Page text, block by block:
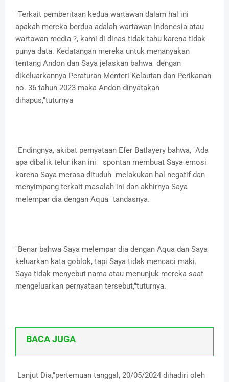
"Terkait pemberitaan kedua wartawan dalam hal ini
apakah mereka berdua adalah wartawan Indonesia atau
wartawan media ?, kami di dinas tidak tahu karena tidak
punya data. Kedatangan mereka untuk menanyakan
tentang Andon dan Saya jelaskan bahwa dengan
dikeluarkannya Peraturan Menteri Kelautan dan Perikanan
no. 36 tahun 2023 maka Andon dinyatakan
dihapus,"tuturnya
"Endingnya, akibat pernyataan Efer Batlayery bahwa, "Ada
apa dibalik telur ikan ini " spontan membuat Saya emosi
karena Saya merasa dituduh melakukan hal negatif dan
menyimpang terkait masalah ini dan akhirnya Saya
melempar dia dengan Aqua "tandasnya.
"Benar bahwa Saya melempar dia dengan Aqua dan Saya
keluarkan kata goblok, tapi Saya tidak mencaci maki.
Saya tidak menyebut nama atau menunjuk mereka saat
mengeluarkan pernyataan tersebut,"tuturnya.
BACA JUGA
Lanjut Dia,"pertemuan tanggal, 20/05/2024 dihadiri oleh